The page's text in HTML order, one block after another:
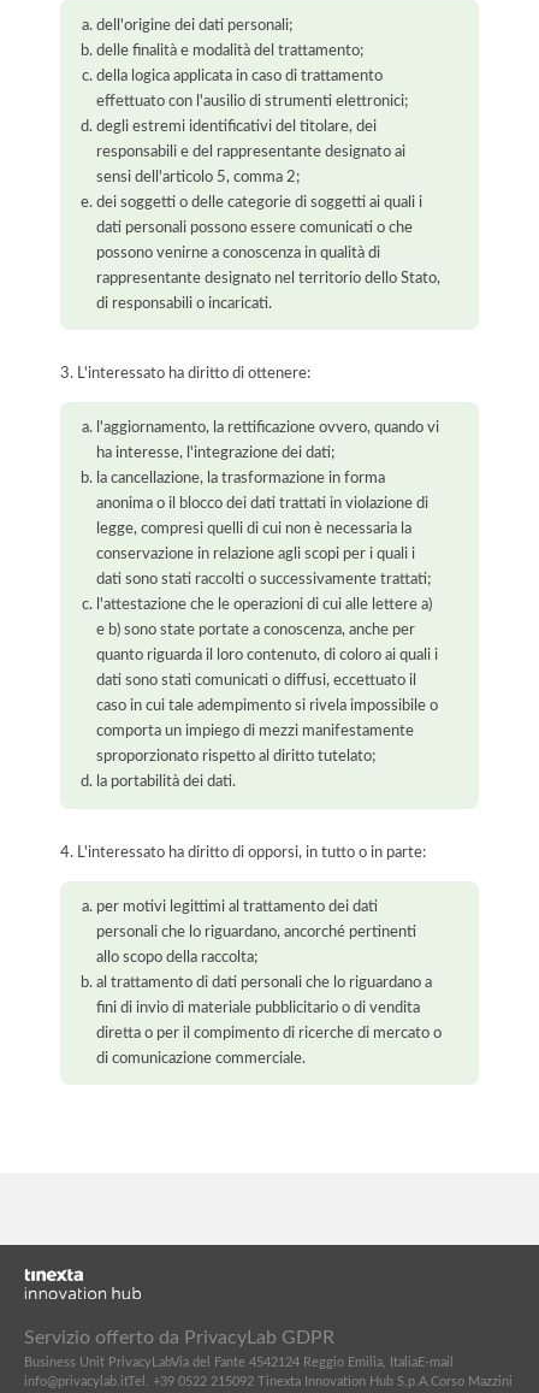
dell'origine dei dati personali;
delle finalità e modalità del trattamento;
della logica applicata in caso di trattamento
effettuato con l'ausilio di strumenti elettronici;
degli estremi identificativi del titolare, dei
responsabili e del rappresentante designato ai
sensi dell'articolo 5, comma 2;
dei soggetti o delle categorie di soggetti ai quali i
dati personali possono essere comunicati o che
possono venirne a conoscenza in qualità di
rappresentante designato nel territorio dello Stato,
di responsabili o incaricati.
3. L'interessato ha diritto di ottenere:
l'aggiornamento, la rettificazione ovvero, quando vi
ha interesse, l'integrazione dei dati;
la cancellazione, la trasformazione in forma
anonima o il blocco dei dati trattati in violazione di
legge, compresi quelli di cui non è necessaria la
conservazione in relazione agli scopi per i quali i
dati sono stati raccolti o successivamente trattati;
l'attestazione che le operazioni di cui alle lettere a)
e b) sono state portate a conoscenza, anche per
quanto riguarda il loro contenuto, di coloro ai quali i
dati sono stati comunicati o diffusi, eccettuato il
caso in cui tale adempimento si rivela impossibile o
comporta un impiego di mezzi manifestamente
sproporzionato rispetto al diritto tutelato;
la portabilità dei dati.
4. L'interessato ha diritto di opporsi, in tutto o in parte:
per motivi legittimi al trattamento dei dati
personali che lo riguardano, ancorché pertinenti
allo scopo della raccolta;
al trattamento di dati personali che lo riguardano a
fini di invio di materiale pubblicitario o di vendita
diretta o per il compimento di ricerche di mercato o
di comunicazione commerciale.
Servizio offerto da PrivacyLab GDPR
Business Unit PrivacyLabVia del Fante 4542124 Reggio Emilia, ItaliaE-mail
info@privacylab.itTel. +39 0522 215092 Tinexta Innovation Hub S.p.A. Corso Mazzini